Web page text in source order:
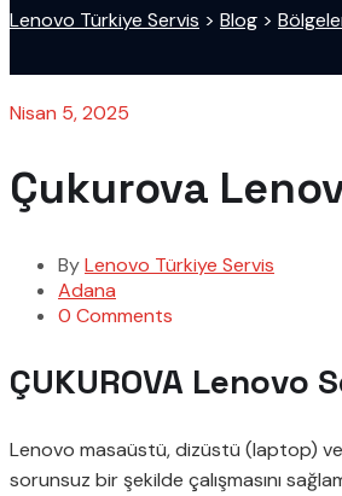
Lenovo Türkiye Servis > Blog >
Nisan 5, 2025
Çukurova
ByLenovo Türkiye Servis
Adana
0 Comments
ÇUKUROVA
Lenovo masaüstü, dizüstü (laptop) ve
sorunsuz bir şekilde çalışmasını